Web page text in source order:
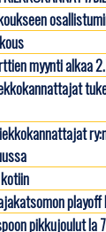
myynti alkaa
pikkujoulut la